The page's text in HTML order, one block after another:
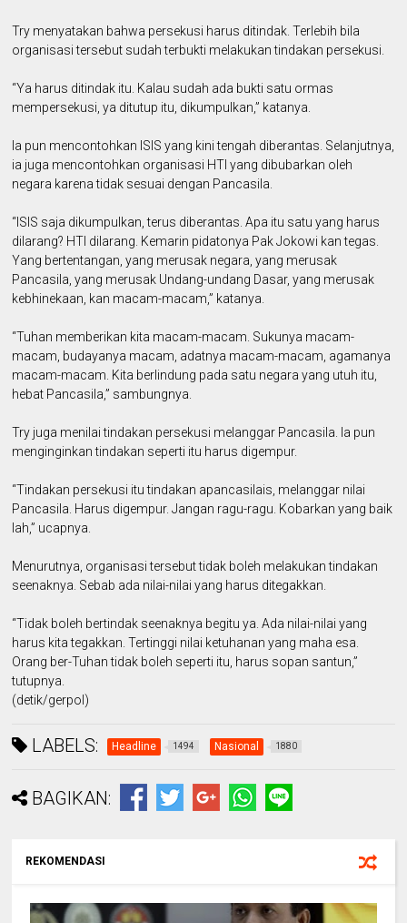
Try menyatakan bahwa persekusi harus ditindak. Terlebih bila
organisasi tersebut sudah terbukti melakukan tindakan persekusi.
“Ya harus ditindak itu. Kalau sudah ada bukti satu ormas
mempersekusi, ya ditutup itu, dikumpulkan,” katanya.
Ia pun mencontohkan ISIS yang kini tengah diberantas. Selanjutnya,
ia juga mencontohkan organisasi HTI yang dibubarkan oleh
negara karena tidak sesuai dengan Pancasila.
“ISIS saja dikumpulkan, terus diberantas. Apa itu satu yang harus
dilarang? HTI dilarang. Kemarin pidatonya Pak Jokowi kan tegas.
Yang bertentangan, yang merusak negara, yang merusak
Pancasila, yang merusak Undang-undang Dasar, yang merusak
kebhinekaan, kan macam-macam,” katanya.
“Tuhan memberikan kita macam-macam. Sukunya macam-
macam, budayanya macam, adatnya macam-macam, agamanya
macam-macam. Kita berlindung pada satu negara yang utuh itu,
hebat Pancasila,” sambungnya.
Try juga menilai tindakan persekusi melanggar Pancasila. Ia pun
menginginkan tindakan seperti itu harus digempur.
“Tindakan persekusi itu tindakan apancasilais, melanggar nilai
Pancasila. Harus digempur. Jangan ragu-ragu. Kobarkan yang baik
lah,” ucapnya.
Menurutnya, organisasi tersebut tidak boleh melakukan tindakan
seenaknya. Sebab ada nilai-nilai yang harus ditegakkan.
“Tidak boleh bertindak seenaknya begitu ya. Ada nilai-nilai yang
harus kita tegakkan. Tertinggi nilai ketuhanan yang maha esa.
Orang ber-Tuhan tidak boleh seperti itu, harus sopan santun,”
tutupnya.
(detik/gerpol)
LABELS: Headline 1494 Nasional 1880
BAGIKAN:
REKOMENDASI